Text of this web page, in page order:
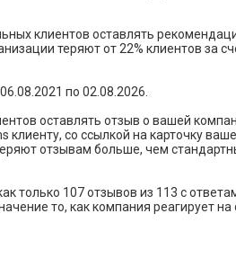
клиентов оставлять
теряют от 22% клиентов за
по 02.08.2026.
оставлять отзыв о вашей
со ссылкой на карточку
отзывам больше, чем
только 107 отзывов из 113 с
то, как компания реагирует на